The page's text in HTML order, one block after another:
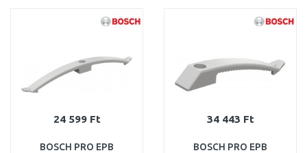
Összehasonlítás Összehasonlítás
24 599 Ft
BOSCH PRO EPB
34 443 Ft
BOSCH PRO EPB